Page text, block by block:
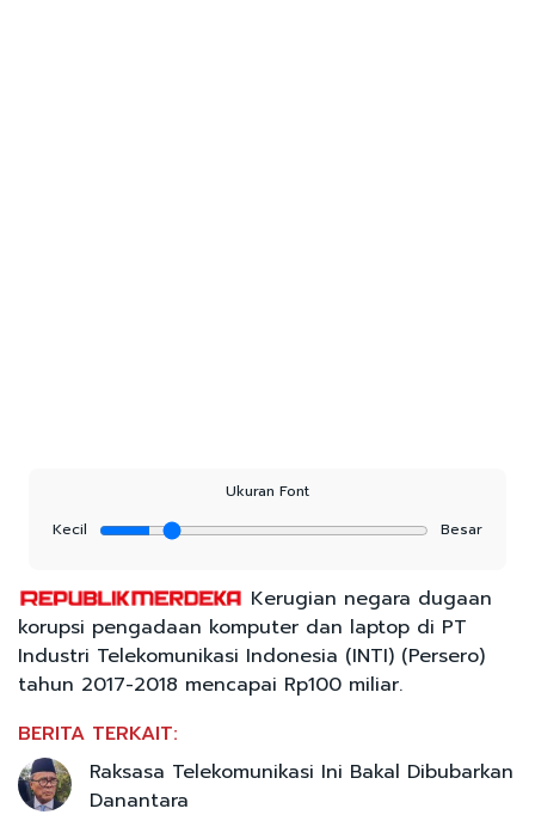
Ukuran Font
Kecil
Besar
Kerugian negara dugaan
korupsi pengadaan komputer dan laptop di PT
Industri Telekomunikasi Indonesia (INTI) (Persero)
tahun 2017-2018 mencapai Rp100 miliar.
BERITA TERKAIT:
Raksasa Telekomunikasi Ini Bakal Dibubarkan
Danantara